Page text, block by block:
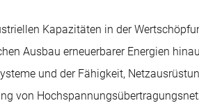
Kapazitäten in der
Ausbau erneuerbarer Energien
und der Fähigkeit,
von